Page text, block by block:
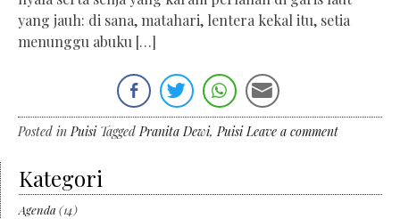
yang jauh: di sana, matahari, lentera kekal itu, setia
menunggu abuku […]
Posted inPuisi TaggedPranita Dewi,Puisi Leave a comment
Kategori
Agenda (14)